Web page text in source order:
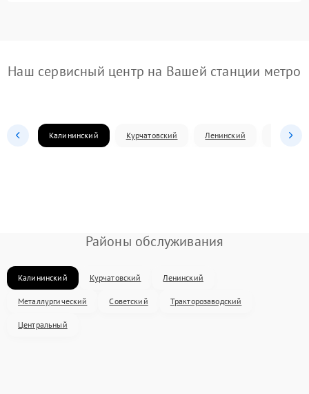
Наш сервисный центр на Вашей станции метро
Калининский Курчатовский Ленинский
Районы обслуживания
Калининский Курчатовский Ленинский
Металлургический Советский Тракторозаводский
Центральный